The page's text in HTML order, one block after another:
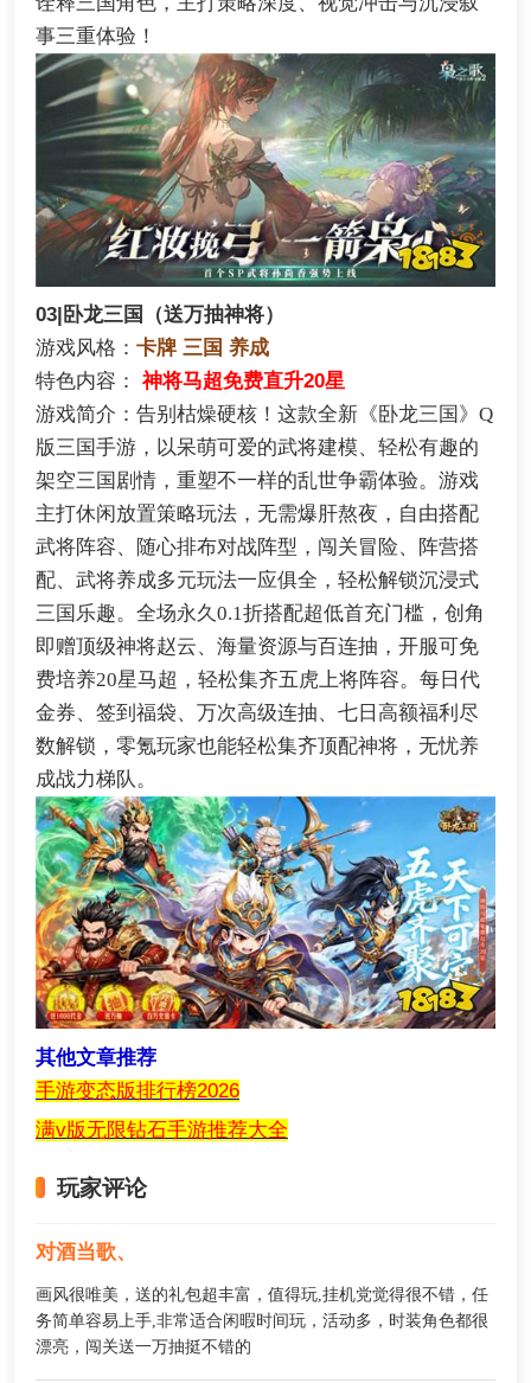
事三重体验！
03|卧龙三国（送万抽神将）
游戏风格： 卡牌 三国 养成
特色内容： 神将马超免费直升20星
游戏简介：告别枯燥硬核！这款全新《卧龙三国》Q
版三国手游，以呆萌可爱的武将建模、轻松有趣的
架空三国剧情，重塑不一样的乱世争霸体验。游戏
主打休闲放置策略玩法，无需爆肝熬夜，自由搭配
武将阵容、随心排布对战阵型，闯关冒险、阵营搭
配、武将养成多元玩法一应俱全，轻松解锁沉浸式
三国乐趣。全场永久0.1折搭配超低首充门槛，创角
即赠顶级神将赵云、海量资源与百连抽，开服可免
费培养20星马超，轻松集齐五虎上将阵容。每日代
金券、签到福袋、万次高级连抽、七日高额福利尽
数解锁，零氪玩家也能轻松集齐顶配神将，无忧养
成战力梯队。
其他文章推荐
手游变态版排行榜2026
满v版无限钻石手游推荐大全
玩家评论
对酒当歌、
画风很唯美，送的礼包超丰富，值得玩,挂机党觉得很不错，任
务简单容易上手,非常适合闲暇时间玩，活动多，时装角色都很
漂亮，闯关送一万抽挺不错的